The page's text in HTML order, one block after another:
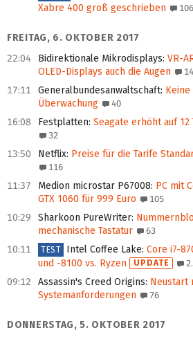
Xabre 400 groß geschrieben
106
FREITAG, 6. OKTOBER 2017
22:04
Bidirektionale Mikrodisplays: VR-
OLED-Displays auch die Augen
14
17:11 Generalbundesanwaltschaft:
Überwachung
40
16:08 Festplatten: Seagate erhöht auf
32
13:50 Netflix: Preise für die Tarife
116
11:37 Medion microstar P67008: PC mit
GTX 1060 für 999 Euro
105
10:29 Sharkoon PureWriter:
mechanische Tastatur
63
10:11 TEST Intel Coffee Lake: Core i7-
und -8100 vs. Ryzen
UPDATE
09:12 Assassin's Creed Origins: Neustart
Systemanforderungen
76
DONNERSTAG, 5. OKTOBER 2017